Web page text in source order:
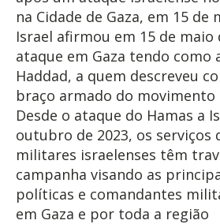
na Cidade de Gaza, em 15 de
Israel afirmou em 15 de maio
ataque em Gaza tendo como
Haddad, a quem descreveu
braço armado do movimento
Desde o ataque do Hamas a
outubro de 2023, os serviços
militares israelenses têm
campanha visando as
políticas e comandantes
em Gaza e por toda a região